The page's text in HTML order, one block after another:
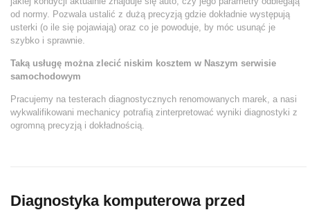
od normy. Pozwala ustalić z dużą precyzją gdzie dokładnie występują
usterki (o ile się pojawiają) oraz co je powoduje, by móc usunąć je
szybko i sprawnie.
Taką usługę można zlecić niskim kosztem w Naszym serwisie
samochodowym
Pracujemy na testerach diagnostycznych renomowanych marek, a nasi
wykwalifikowani mechanicy potrafią zinterpretować wyniki diagnostyki z
ogromną precyzją i dokładnością.
Diagnostyka komputerowa przed